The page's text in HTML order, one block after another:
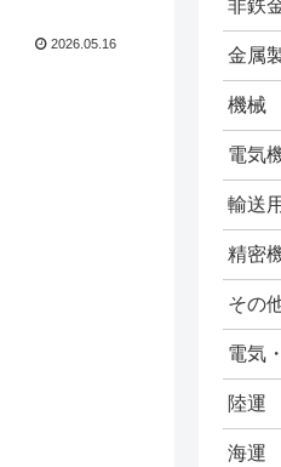
2026.05.16
非鉄
金属
機械
電気
輸送
精密
その
電気
陸運
海運